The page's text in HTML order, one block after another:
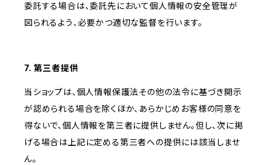
委託する場合は、委託先において個人情報の安全管理が
図られるよう、必要かつ適切な監督を行います。
7. 第三者提供
当ショップは、個人情報保護法その他の法令に基づき開示
が認められる場合を除くほか、あらかじめお客様の同意を
得ないで、個人情報を第三者に提供しません。但し、次に掲
げる場合は上記に定める第三者への提供には該当しませ
ん。